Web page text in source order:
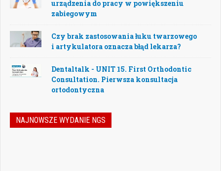
urządzenia do pracy w powiększeniu
zabiegowym
Czy brak zastosowania łuku twarzowego
i artykulatora oznacza błąd lekarza?
Dentaltalk - UNIT 15. First Orthodontic
Consultation. Pierwsza konsultacja
ortodontyczna
NAJNOWSZE WYDANIE NGS